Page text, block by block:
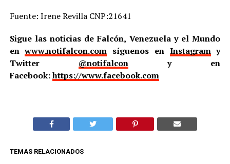
Fuente: Irene Revilla CNP:21641
Sigue las noticias de Falcón, Venezuela y el Mundo
enwww.notifalcon.com síguenos en Instagramy
Twitter @notifalcony en
Facebook:https://www.facebook.com
TEMAS RELACIONADOS